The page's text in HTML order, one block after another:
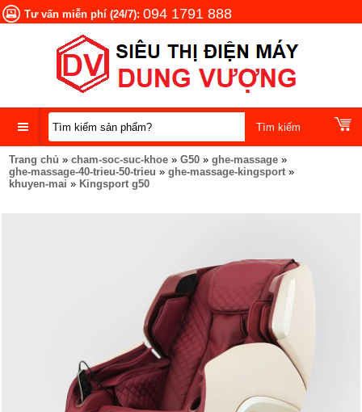
Tư vấn miễn phí (24/7): 094 1791 888
DANH
MỤC
SẢN
Trang chủ » cham-soc-suc-khoe » G50 » ghe-massage »
ghe-massage-40-trieu-50-trieu » ghe-massage-kingsport »
khuyen-mai » Kingsport g50